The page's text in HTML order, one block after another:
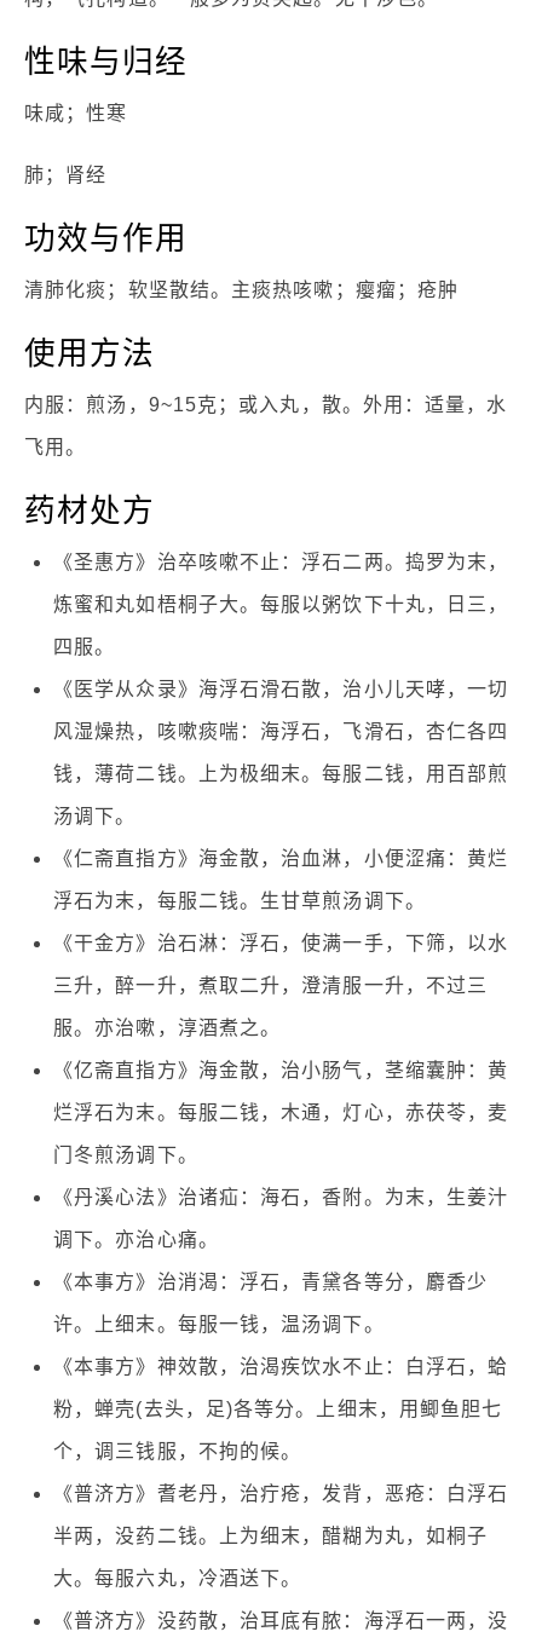
性味与归经
味咸；性寒
肺；肾经
功效与作用
清肺化痰；软坚散结。主痰热咳嗽；瘿瘤；疮肿
使用方法
内服：煎汤，9~15克；或入丸，散。外用：适量，水
飞用。
药材处方
《圣惠方》治卒咳嗽不止：浮石二两。捣罗为末，
炼蜜和丸如梧桐子大。每服以粥饮下十丸，日三，
四服。
《医学从众录》海浮石滑石散，治小儿天哮，一切
风湿燥热，咳嗽痰喘：海浮石，飞滑石，杏仁各四
钱，薄荷二钱。上为极细末。每服二钱，用百部煎
汤调下。
《仁斋直指方》海金散，治血淋，小便涩痛：黄烂
浮石为末，每服二钱。生甘草煎汤调下。
《干金方》治石淋：浮石，使满一手，下筛，以水
三升，醉一升，煮取二升，澄清服一升，不过三
服。亦治嗽，淳酒煮之。
《亿斋直指方》海金散，治小肠气，茎缩囊肿：黄
烂浮石为末。每服二钱，木通，灯心，赤茯苓，麦
门冬煎汤调下。
《丹溪心法》治诸疝：海石，香附。为末，生姜汁
调下。亦治心痛。
《本事方》治消渴：浮石，青黛各等分，麝香少
许。上细末。每服一钱，温汤调下。
《本事方》神效散，治渴疾饮水不止：白浮石，蛤
粉，蝉壳(去头，足)各等分。上细末，用鲫鱼胆七
个，调三钱服，不拘的候。
《普济方》耆老丹，治疔疮，发背，恶疮：白浮石
半两，没药二钱。上为细末，醋糊为丸，如桐子
大。每服六丸，冷酒送下。
《普济方》没药散，治耳底有脓：海浮石一两，没